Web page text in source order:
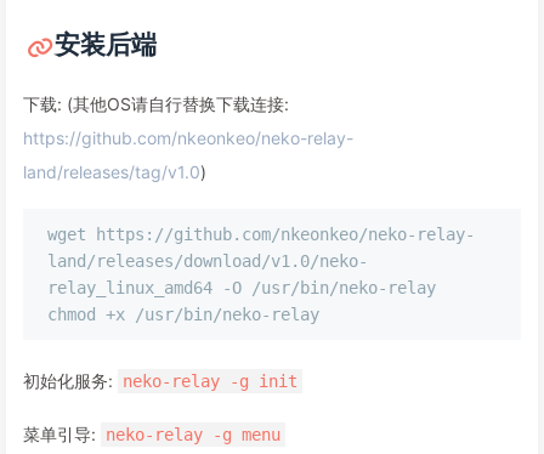
安装后端
下载: (其他OS请自行替换下载连接:
https://github.com/nkeonkeo/neko-relay-
land/releases/tag/v1.0)
wget https://github.com/nkeonkeo/neko-relay-
land/releases/download/v1.0/neko-
relay_linux_amd64 -O /usr/bin/neko-relay
初始化服务: neko-relay -g init
菜单引导: neko-relay -g menu